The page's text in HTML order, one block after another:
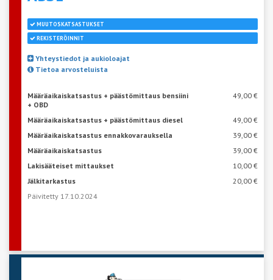
MUUTOSKATSASTUKSET
REKISTERÖINNIT
Yhteystiedot ja aukioloajat
Tietoa arvosteluista
Määräaikaiskatsastus + päästömittaus bensiini
+ OBD
49,00 €
Määräaikaiskatsastus + päästömittaus diesel
49,00 €
Määräaikaiskatsastus ennakkovarauksella
39,00 €
Määräaikaiskatsastus
39,00 €
Lakisääteiset mittaukset
10,00 €
Jälkitarkastus
20,00 €
Päivitetty 17.10.2024